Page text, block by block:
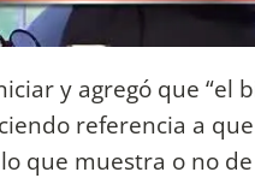
y agregó que “el
referencia a
que muestra o no de